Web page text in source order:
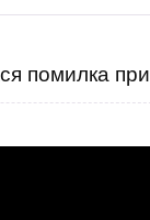
помилка